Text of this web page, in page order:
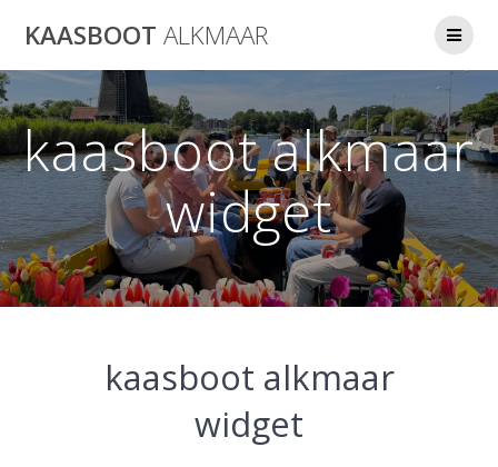
naar
KAASBOOT ALKMAAR
kaasboot alkmaar
widget
kaasboot alkmaar
widget